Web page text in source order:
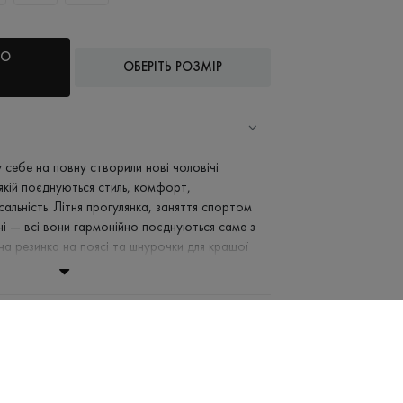
ОБЕРІТЬ РОЗМІР
себе на повну створили нові чоловічі
поєднуються стиль, комфорт,
Літня прогулянка, заняття спортом
— всі вони гармонійно поєднуються саме з
резинка на поясі та шнурочки для кращої
у кожному русі. Легко поєднуються з